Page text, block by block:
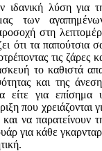
ιδανική λύση για
των
στη
ότι τα παπούτσια
τις ζάρες
το καθιστά
και της
είτε για
που χρειάζονται
να παρατείνουν
για κάθε